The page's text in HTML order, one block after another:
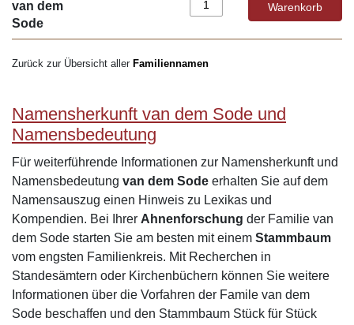
van dem
Sode
Zurück zur Übersicht aller Familiennamen
Namensherkunft van dem Sode und
Namensbedeutung
Für weiterführende Informationen zur Namensherkunft und
Namensbedeutung van dem Sode erhalten Sie auf dem
Namensauszug einen Hinweis zu Lexikas und
Kompendien. Bei Ihrer Ahnenforschung der Familie van
dem Sode starten Sie am besten mit einem Stammbaum
vom engsten Familienkreis. Mit Recherchen in
Standesämtern oder Kirchenbüchern können Sie weitere
Informationen über die Vorfahren der Famile van dem
Sode beschaffen und den Stammbaum Stück für Stück